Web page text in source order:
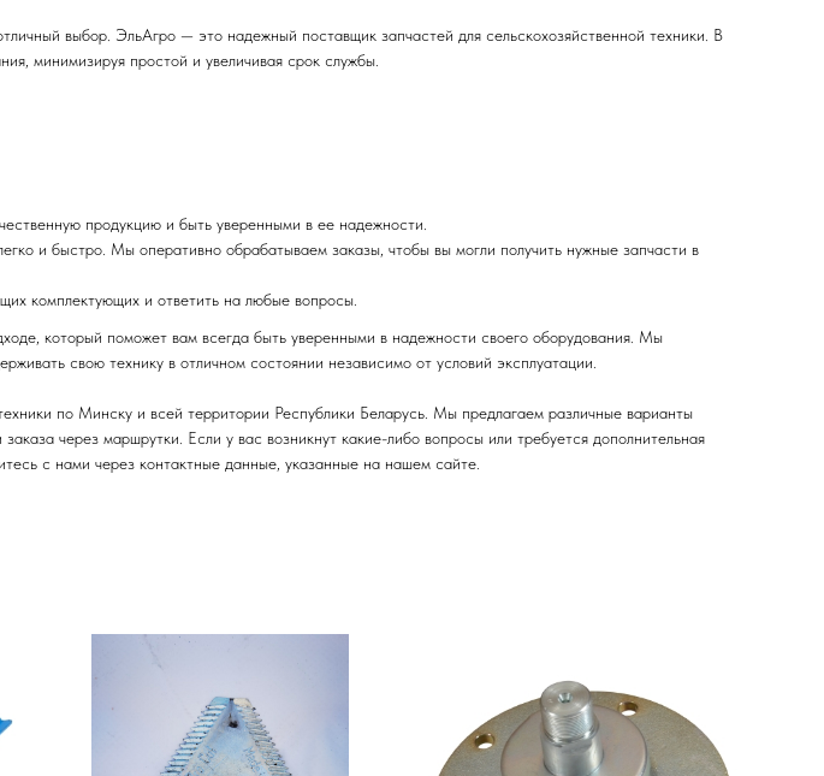
выбор. ЭльАгро — это надежный поставщик запчастей для сельскохозяйственной техники. В
минимизируя простой и увеличивая срок службы.
продукцию и быть уверенными в ее надежности.
и быстро. Мы оперативно обрабатываем заказы, чтобы вы могли получить нужные запчасти в
комплектующих и ответить на любые вопросы.
который поможет вам всегда быть уверенными в надежности своего оборудования. Мы
свою технику в отличном состоянии независимо от условий эксплуатации.
по Минску и всей территории Республики Беларусь. Мы предлагаем различные варианты
через маршрутки. Если у вас возникнут какие-либо вопросы или требуется дополнительная
с нами через контактные данные, указанные на нашем сайте.